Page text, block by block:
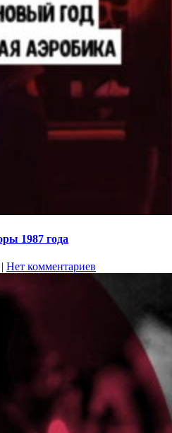
1987 года
| Нет комментариев